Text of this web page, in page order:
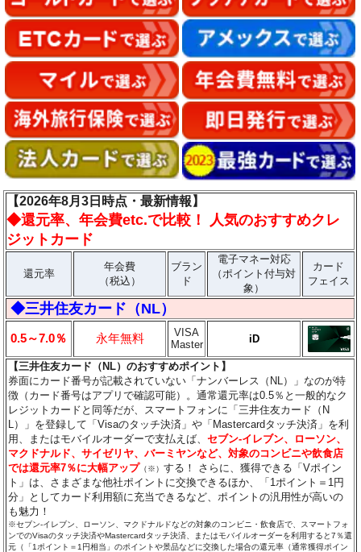
【2026年8月3日時点・最新情報】
◆還元率、年会費etc.で比較！ 人気のおすすめクレ
ジットカード
還元率
年会費
（税込）
ブラン
ド
電子マネー対応
（ポイント付与対
象）
カード
フェイス
◆三井住友カード（NL）
0.5～7.0％ 永年無料
VISA
Master
iD
【三井住友カード（NL）のおすすめポイント】
券面にカード番号が記載されていない「ナンバーレス（NL）」なのが特
徴（カード番号はアプリで確認可能）。通常還元率は0.5％と一般的なク
レジットカードと同等だが、スマートフォンに「三井住友カード（N
L）」を登録して「Visaのタッチ決済」や「Mastercardタッチ決済」を利
用、またはモバイルオーダーで支払えば、セブン‐イレブン、ローソン、
マクドナルド、サイゼリヤ、バーミヤンなど、対象のコンビニや飲食店
では還元率7％に大幅アップ （※）する！ さらに、獲得できる「Vポイン
ト」は、さまざまな他社ポイントに交換できるほか、「1ポイント＝1円
分」としてカード利用額に充当できるなど、ポイントの汎用性が高いの
も魅力！
※セブン‐イレブン、ローソン、マクドナルドなどの対象のコンビニ・飲食店で、スマートフォ
ンでのVisaのタッチ決済やMastercardタッチ決済、またはモバイルオーダーを利用すると7％還
元（「1ポイント＝1円相当」のポイントや景品などに交換した場合の還元率（通常獲得ポイン